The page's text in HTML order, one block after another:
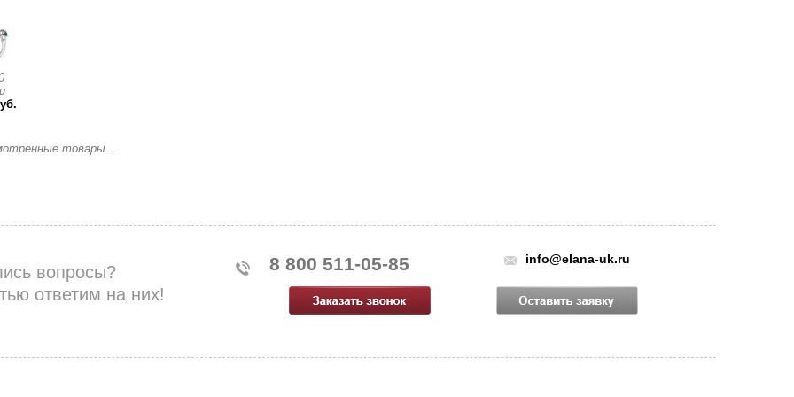
товары...
вопросы?
ответим на них!
8 800 511-05-85 info@elana-uk.ru